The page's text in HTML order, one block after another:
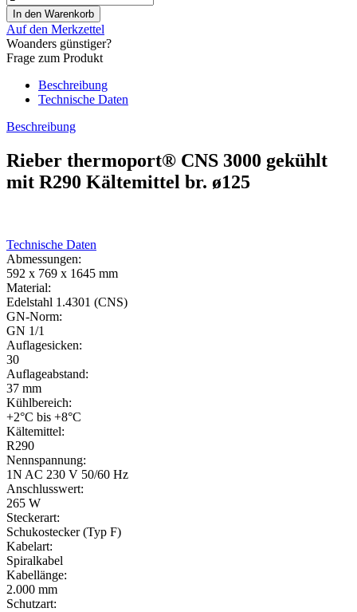
Auf den Merkzettel
Woanders günstiger?
Frage zum Produkt
Beschreibung
Technische Daten
Beschreibung
Rieber thermoport® CNS 3000 gekühlt
mit R290 Kältemittel br. ø125
Technische Daten
Abmessungen:
592 x 769 x 1645 mm
Material:
Edelstahl 1.4301 (CNS)
GN-Norm:
GN 1/1
Auflagesicken:
30
Auflageabstand:
37 mm
Kühlbereich:
+2°C bis +8°C
Kältemittel:
R290
Nennspannung:
1N AC 230 V 50/60 Hz
Anschlusswert:
265 W
Steckerart:
Schukostecker (Typ F)
Kabelart:
Spiralkabel
Kabellänge:
2.000 mm
Schutzart: